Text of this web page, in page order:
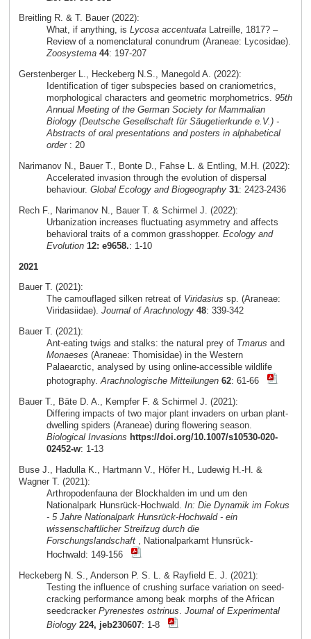
Breitling R. & T. Bauer (2022):
What, if anything, is Lycosa accentuataLatreille, 1817? –
Review of a nomenclatural conundrum (Araneae: Lycosidae).
Zoosystema 44: 197-207
Gerstenberger L., Heckeberg N.S., Manegold A. (2022):
Identification of tiger subspecies based on craniometrics,
morphological characters and geometric morphometrics. 95th
Annual Meeting of the German Society for Mammalian
Biology (Deutsche Gesellschaft für Säugetierkunde e.V.) -
Abstracts of oral presentations and posters in alphabetical
order: 20
Narimanov N., Bauer T., Bonte D., Fahse L. & Entling, M.H. (2022):
Accelerated invasion through the evolution of dispersal
behaviour. Global Ecology and Biogeography 31: 2423-2436
Rech F., Narimanov N., Bauer T. & Schirmel J. (2022):
Urbanization increases fluctuating asymmetry and affects
behavioral traits of a common grasshopper. Ecology and
Evolution 12: e9658.: 1-10
2021
Bauer T. (2021):
The camouflaged silken retreat of Viridasius sp. (Araneae:
Viridasiidae). Journal of Arachnology 48: 339-342
Bauer T. (2021):
Ant-eating twigs and stalks: the natural prey of Tmarus and
Monaeses (Araneae: Thomisidae) in the Western
Palaearctic, analysed by using online-accessible wildlife
photography.Arachnologische Mitteilungen 62: 61-66
Bauer T., Bäte D. A., Kempfer F. & Schirmel J. (2021):
Differing impacts of two major plant invaders on urban plant-
dwelling spiders (Araneae) during flowering season.
Biological Invasions https://doi.org/10.1007/s10530-020-
02452-w: 1-13
Buse J., Hadulla K., Hartmann V., Höfer H., Ludewig H.-H. &
Wagner T. (2021):
Arthropodenfauna der Blockhalden im und um den
Nationalpark Hunsrück-Hochwald. In: Die Dynamik im Fokus
- 5 Jahre Nationalpark Hunsrück-Hochwald - ein
wissenschaftlicher Streifzug durch die
Forschungslandschaft, Nationalparkamt Hunsrück-
Hochwald: 149-156
Heckeberg N. S., Anderson P. S. L. & Rayfield E. J. (2021):
Testing the influence of crushing surface variation on seed-
cracking performance among beak morphs of the African
seedcracker Pyrenestes ostrinus Journal of Experimental
Biology 224, jeb230607: 1-8